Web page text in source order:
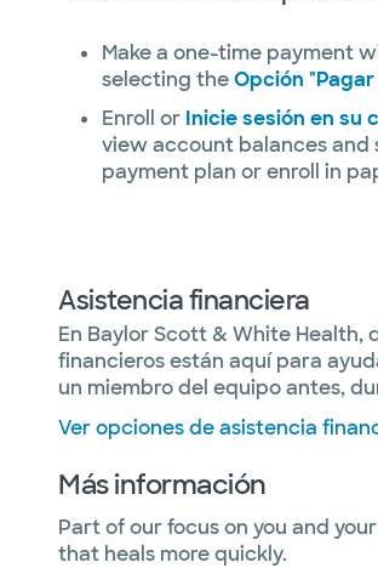
Make a one-time payment
selecting theOpción
Enroll or Inicie sesión en su
view account balances and
payment plan or enroll in
Asistencia financiera
En Baylor Scott & White Health,
financieros están aquí para
un miembro del equipo antes,
Ver opciones de asistencia
Más información
Part of our focus on you and
that heals more quickly.